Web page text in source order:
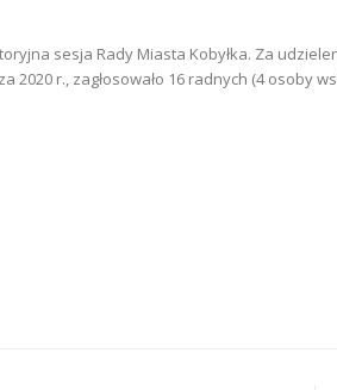
sesja Rady Miasta Kobyłka. Za
r., zagłosowało 16 radnych (4 osoby